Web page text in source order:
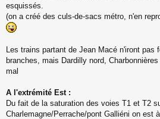
esquissés.
(on a créé des culs-de-sacs métro, n'en
Les trains partant de Jean Macé n'iront
branches, mais Dardilly nord,
mal
A l'extrémité Est :
Du fait de la saturation des voies T1 et T2
Charlemagne/Perrache/pont Galliéni on est